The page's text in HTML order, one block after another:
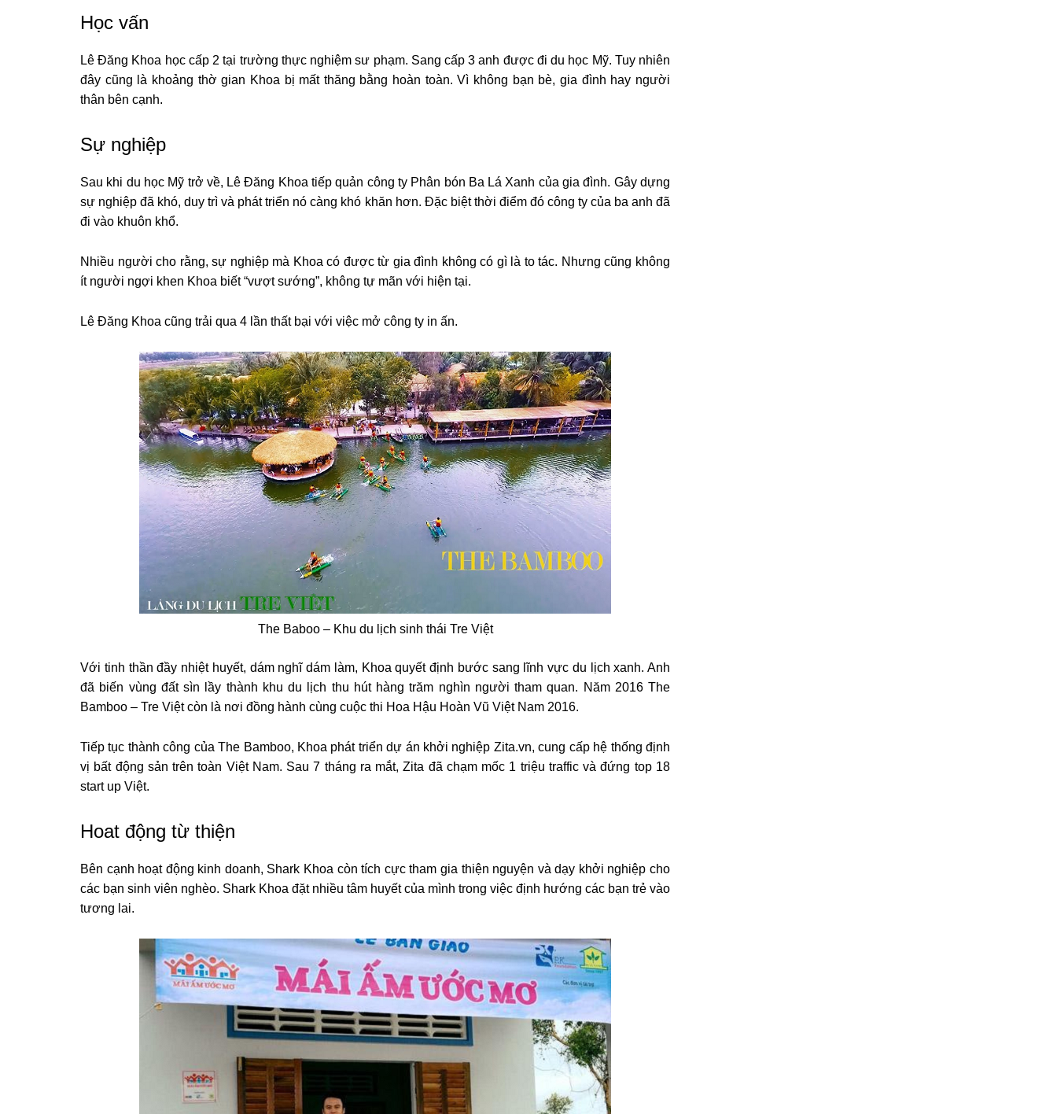
Học vấn
Lê Đăng Khoa học cấp 2 tại trường thực nghiệm sư phạm. Sang cấp 3 anh được đi du học Mỹ. Tuy nhiên
đây cũng là khoảng thờ gian Khoa bị mất thăng bằng hoàn toàn. Vì không bạn bè, gia đình hay người
thân bên cạnh.
Sự nghiệp
Sau khi du học Mỹ trở về, Lê Đăng Khoa tiếp quản công ty Phân bón Ba Lá Xanh của gia đình. Gây dựng
sự nghiệp đã khó, duy trì và phát triển nó càng khó khăn hơn. Đặc biệt thời điểm đó công ty của ba anh đã
đi vào khuôn khổ.
Nhiều người cho rằng, sự nghiệp mà Khoa có được từ gia đình không có gì là to tác. Nhưng cũng không
ít người ngợi khen Khoa biết “vượt sướng”, không tự mãn với hiện tại.
Lê Đăng Khoa cũng trải qua 4 lần thất bại với việc mở công ty in ấn.
The Baboo – Khu du lịch sinh thái Tre Việt
Với tinh thần đầy nhiệt huyết, dám nghĩ dám làm, Khoa quyết định bước sang lĩnh vực du lịch xanh. Anh
đã biến vùng đất sìn lầy thành khu du lịch thu hút hàng trăm nghìn người tham quan. Năm 2016 The
Bamboo – Tre Việt còn là nơi đồng hành cùng cuộc thi Hoa Hậu Hoàn Vũ Việt Nam 2016.
Tiếp tục thành công của The Bamboo, Khoa phát triển dự án khởi nghiệp Zita.vn, cung cấp hệ thống định
vị bất động sản trên toàn Việt Nam. Sau 7 tháng ra mắt, Zita đã chạm mốc 1 triệu traffic và đứng top 18
start up Việt.
Hoat động từ thiện
Bên cạnh hoạt động kinh doanh, Shark Khoa còn tích cực tham gia thiện nguyện và dạy khởi nghiệp cho
các bạn sinh viên nghèo. Shark Khoa đặt nhiều tâm huyết của mình trong việc định hướng các bạn trẻ vào
tương lai.